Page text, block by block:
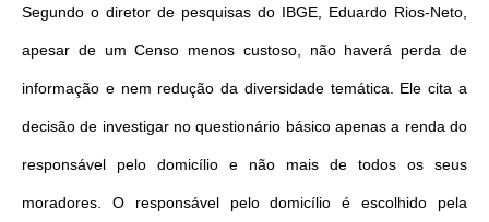
Segundo o diretor de pesquisas do IBGE, Eduardo Rios-Neto,
apesar de um Censo menos custoso, não haverá perda de
informação e nem redução da diversidade temática. Ele cita a
decisão de investigar no questionário básico apenas a renda do
responsável pelo domicílio e não mais de todos os seus
moradores. O responsável pelo domicílio é escolhido pela